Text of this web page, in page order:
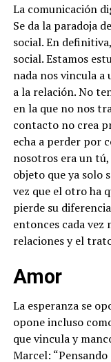
La comunicación
Se da la paradoja
social. En
social. Estamos
nada nos vincula
a la relación. No
en la que no nos
contacto no crea
echa a perder por
nosotros era un tú,
objeto que ya solo
vez que el otro ha
pierde su
entonces cada vez
relaciones y el
Amor
La esperanza se
opone incluso
que vincula y
Marcel: